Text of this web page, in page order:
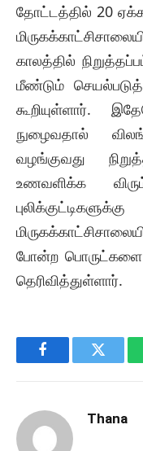
தோட்டத்தில் 20
காலத்தில்
மீண்டும்
கூறியுள்ளார்.
நுழைவதால்
வழங்குவது
உணவளிக்க
போன்ற பொருட்களை
தெரிவித்துள்ளார்.
FacebookTwitter
Thana